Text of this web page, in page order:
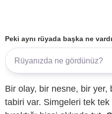
Peki aynı rüyada başka ne
Bir olay, bir nesne, bir yer,
tabiri var. Simgeleri tek